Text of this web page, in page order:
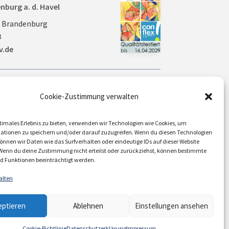
Cookie-Zustimmung verwalten
Erlebnis zu bieten, verwenden wir Technologien wie Cookies, um
zu speichern und/oder darauf zuzugreifen. Wenn du diesen Technologien
wir Daten wie das Surfverhalten oder eindeutige IDs auf dieser Website
du deine Zustimmung nicht erteilst oder zurückziehst, können bestimmte
Funktionen beeinträchtigt werden.
Ablehnen Einstellungen ansehen
a. d. Havel
uns / Verein